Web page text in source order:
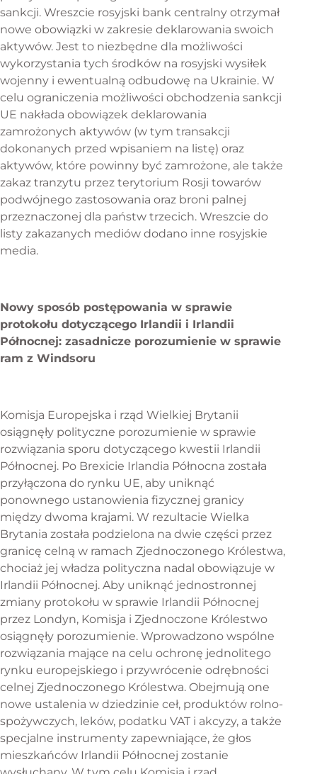
sankcji. Wreszcie rosyjski bank centralny otrzymał
nowe obowiązki w zakresie deklarowania swoich
aktywów. Jest to niezbędne dla możliwości
wykorzystania tych środków na rosyjski wysiłek
wojenny i ewentualną odbudowę na Ukrainie. W
celu ograniczenia możliwości obchodzenia sankcji
UE nakłada obowiązek deklarowania
zamrożonych aktywów (w tym transakcji
dokonanych przed wpisaniem na listę) oraz
aktywów, które powinny być zamrożone, ale także
zakaz tranzytu przez terytorium Rosji towarów
podwójnego zastosowania oraz broni palnej
przeznaczonej dla państw trzecich. Wreszcie do
listy zakazanych mediów dodano inne rosyjskie
media.
Nowy sposób postępowania w sprawie
protokołu dotyczącego Irlandii i Irlandii
Północnej: zasadnicze porozumienie w sprawie
ram z Windsoru
Komisja Europejska i rząd Wielkiej Brytanii
osiągnęły polityczne porozumienie w sprawie
rozwiązania sporu dotyczącego kwestii Irlandii
Północnej. Po Brexicie Irlandia Północna została
przyłączona do rynku UE, aby uniknąć
ponownego ustanowienia fizycznej granicy
między dwoma krajami. W rezultacie Wielka
Brytania została podzielona na dwie części przez
granicę celną w ramach Zjednoczonego Królestwa,
chociaż jej władza polityczna nadal obowiązuje w
Irlandii Północnej. Aby uniknąć jednostronnej
zmiany protokołu w sprawie Irlandii Północnej
przez Londyn, Komisja i Zjednoczone Królestwo
osiągnęły porozumienie. Wprowadzono wspólne
rozwiązania mające na celu ochronę jednolitego
rynku europejskiego i przywrócenie odrębności
celnej Zjednoczonego Królestwa. Obejmują one
nowe ustalenia w dziedzinie ceł, produktów rolno-
spożywczych, leków, podatku VAT i akcyzy, a także
specjalne instrumenty zapewniające, że głos
mieszkańców Irlandii Północnej zostanie